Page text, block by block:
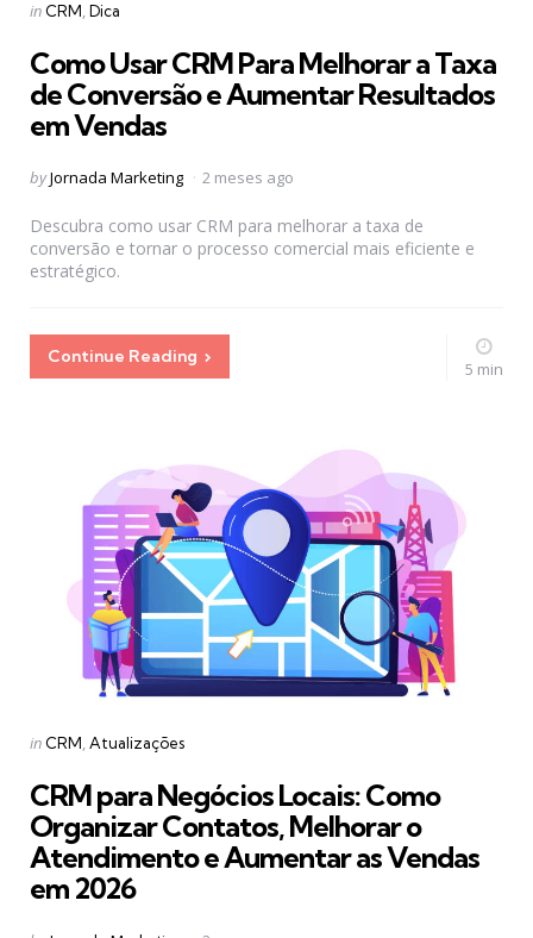
Categories
Posted
in CRM Dica
Como Usar CRM Para Melhorar a Taxa
de Conversão e Aumentar Resultados
em Vendas
Posted
byJornada Marketing 2 meses ago
Descubra como usar CRM para melhorar a taxa de
conversão e tornar o processo comercial mais eficiente e
estratégico.
Continue Reading
5 min
Categories
Posted
in CRM Atualizações
CRM para Negócios Locais: Como
Organizar Contatos, Melhorar o
Atendimento e Aumentar as Vendas
em 2026